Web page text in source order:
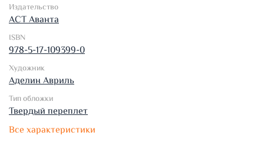
Издательство
АСТ Аванта
ISBN
978-5-17-109399-0
Художник
Аделин Авриль
Тип обложки
Твердый переплет
Все характеристики